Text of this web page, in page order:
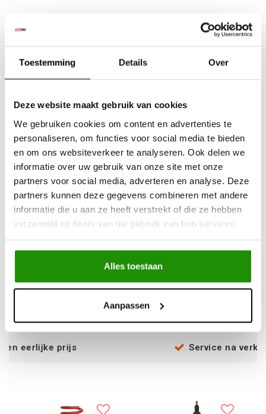
Toestemming Details Over
Deze website maakt gebruik van cookies
We gebruiken cookies om content en advertenties te
personaliseren, om functies voor social media te bieden
en om ons websiteverkeer te analyseren. Ook delen we
informatie over uw gebruik van onze site met onze
partners voor social media, adverteren en analyse. Deze
partners kunnen deze gegevens combineren met andere
informatie die u aan ze heeft verstrekt of die ze hebben
verzameld op basis van uw gebruik van hun services.
Alles toestaan
Aanpassen
+2 inch Pedders Spring
Lift Kit, Heavy Duty.
Excl. btw
+2 inch Trakryder
RearSpring +75kg load
Excl. btw
Incl. btw
prijs Service na verkoop